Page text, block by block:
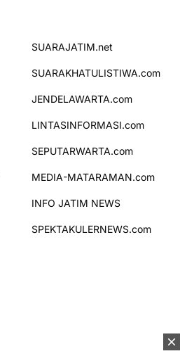
SUARAJATIM.net
SUARAKHATULISTIWA.com
JENDELAWARTA.com
LINTASINFORMASI.com
SEPUTARWARTA.com
MEDIA-MATARAMAN.com
INFO JATIM NEWS
SPEKTAKULERNEWS.com